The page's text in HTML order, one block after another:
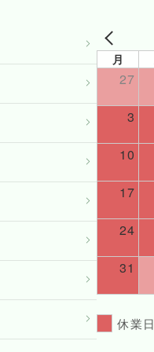
月
27
3
10
17
24
31
休業日